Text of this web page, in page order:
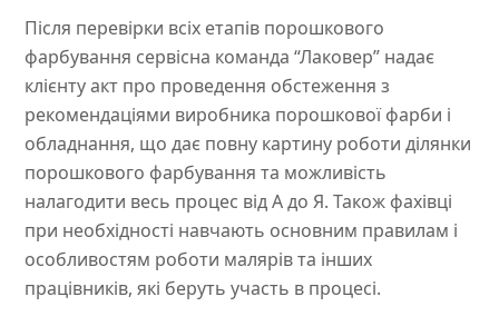
Після перевірки всіх етапів порошкового
фарбування сервісна команда “Лаковер” надає
клієнту акт про проведення обстеження з
рекомендаціями виробника порошкової фарби і
обладнання, що дає повну картину роботи ділянки
порошкового фарбування та можливість
налагодити весь процес від А до Я. Також фахівці
при необхідності навчають основним правилам і
особливостям роботи малярів та інших
працівників, які беруть участь в процесі.